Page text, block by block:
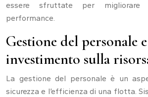
essere sfruttate per migliorare
performance.
Gestione del personale
investimento sulla
La gestione del personale è un
sicurezza e l’efficienza di una flotta.